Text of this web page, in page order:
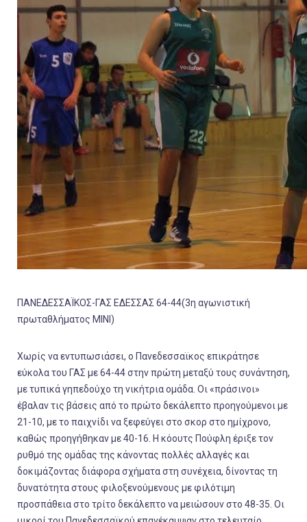
ΠΑΝΕΔΕΣΣΑΪΚΟΣ-ΓΑΣ ΕΔΕΣΣΑΣ 64-44(3η αγωνιστική
πρωταθλήματος ΜΙΝΙ)
Χωρίς να εντυπωσιάσει, ο Πανεδεσσαϊκος επικράτησε
εύκολα του ΓΑΣ με 64-44 στην πρώτη μεταξύ τους συνάντηση,
με τυπικά γηπεδούχο τη νικήτρια ομάδα. Οι «πράσινοι»
έβαλαν τις βάσεις από το πρώτο δεκάλεπτο προηγούμενοι με
21-10, με το παιχνίδι να ξεφεύγει στο σκορ στο ημίχρονο,
καθώς προηγήθηκαν με 40-16. Η κόουτς Πούφλη έριξε τον
ρυθμό της ομάδας της κάνοντας πολλές αλλαγές και
δοκιμάζοντας διάφορα σχήματα στη συνέχεια, δίνοντας τη
δυνατότητα στους φιλοξενούμενους με φιλότιμη
προσπάθεια στο τρίτο δεκάλεπτο να μειώσουν στο 48-35. Οι